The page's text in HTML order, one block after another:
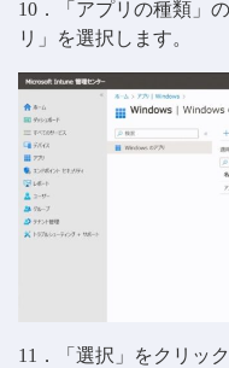
10．「アプリの種類」
リ」を選択します。
11．「選択」をクリック